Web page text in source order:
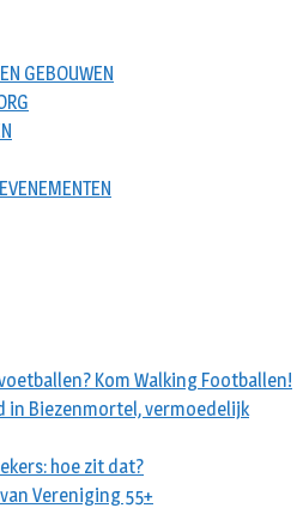
GEBOUWEN
Kom Walking Footballen!
in Biezenmortel, vermoedelijk
hoe zit dat?
Vereniging 55+